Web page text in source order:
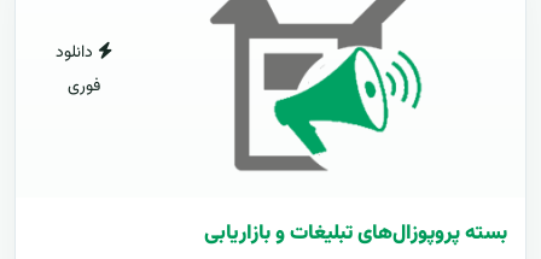
دانلود
فوری
بسته پروپوزال‌های تبلیغات و بازاریابی